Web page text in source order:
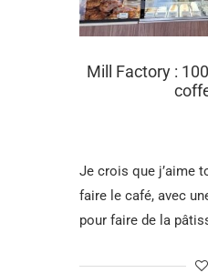
Mill Factory :
Je crois que j’aime
faire le café, avec
pour faire de la